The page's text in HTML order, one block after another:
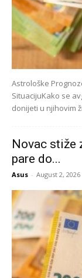
Astrološke
SituacijuKako se
donijeti u njihovim
Novac stiže
pare do...
Asus - August 2, 2026